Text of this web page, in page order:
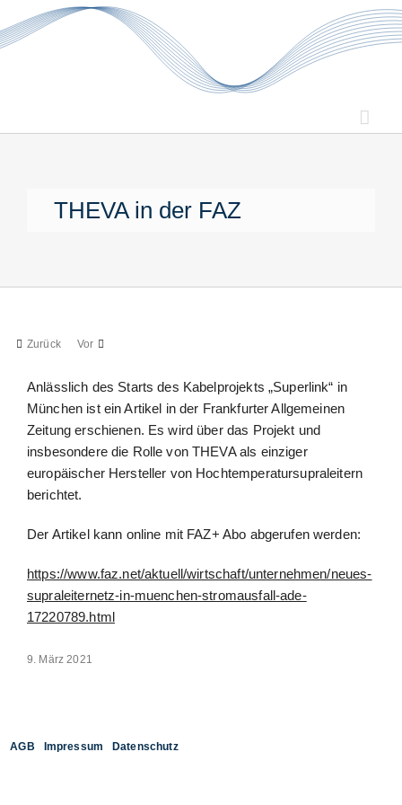
Inhalt
springen
THEVA in der FAZ
Zurück Vor
Anlässlich des Starts des Kabelprojekts „Superlink“ in
München ist ein Artikel in der Frankfurter Allgemeinen
Zeitung erschienen. Es wird über das Projekt und
insbesondere die Rolle von THEVA als einziger
europäischer Hersteller von Hochtemperatursupraleitern
berichtet.
Der Artikel kann online mit FAZ+ Abo abgerufen werden:
https://www.faz.net/aktuell/wirtschaft/unternehmen/neues-
supraleiternetz-in-muenchen-stromausfall-ade-
17220789.html
9. März 2021
AGB Impressum Datenschutz